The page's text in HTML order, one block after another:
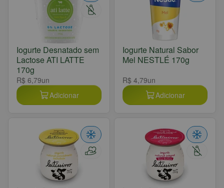
Iogurte Desnatado sem
Lactose ATI LATTE
170g
R$ 6,79un
Adicionar
Iogurte Natural Sabor
Mel NESTLÉ 170g
R$ 4,79un
Adicionar